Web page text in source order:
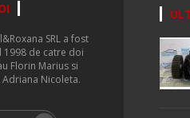
SRL a fost
1998 de catre doi
Florin Marius si
Adriana Nicoleta.